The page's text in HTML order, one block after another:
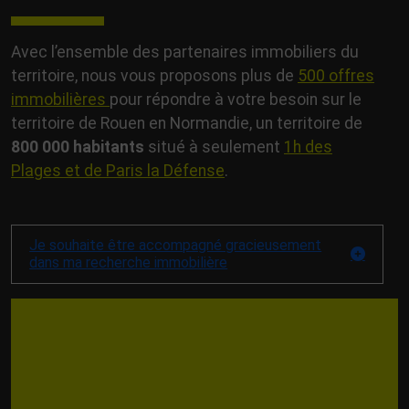
Avec l’ensemble des partenaires immobiliers du
territoire, nous vous proposons plus de 500 offres
immobilières pour répondre à votre besoin sur le
territoire de Rouen en Normandie, un territoire de
800 000 habitants situé à seulement 1 h des
Plages et de Paris la Défense.
Je souhaite être accompagné gracieusement
dans ma recherche immobilière